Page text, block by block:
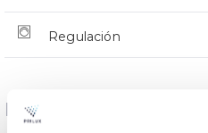
Regulación
Dimensiones y Montaje